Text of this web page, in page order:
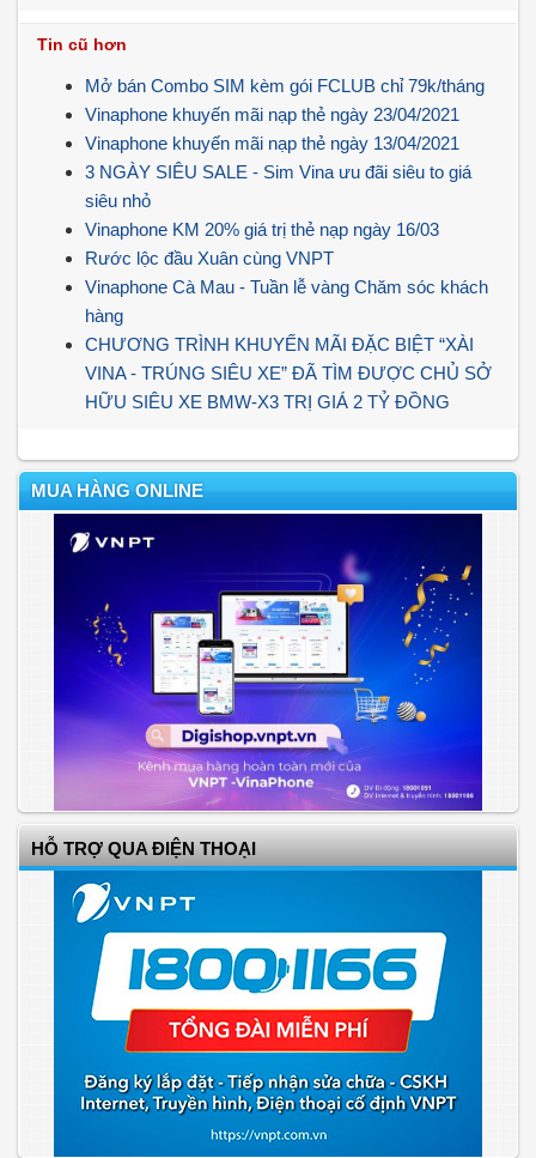
Tin cũ hơn
Mở bán Combo SIM kèm gói FCLUB chỉ 79k/tháng
Vinaphone khuyến mãi nạp thẻ ngày 23/04/2021
Vinaphone khuyến mãi nạp thẻ ngày 13/04/2021
3 NGÀY SIÊU SALE - Sim Vina ưu đãi siêu to giá
siêu nhỏ
Vinaphone KM 20% giá trị thẻ nạp ngày 16/03
Rước lộc đầu Xuân cùng VNPT
Vinaphone Cà Mau - Tuần lễ vàng Chăm sóc khách
hàng
CHƯƠNG TRÌNH KHUYẾN MÃI ĐẶC BIỆT “XÀI
VINA - TRÚNG SIÊU XE” ĐÃ TÌM ĐƯỢC CHỦ SỞ
HỮU SIÊU XE BMW-X3 TRỊ GIÁ 2 TỶ ĐỒNG
MUA HÀNG ONLINE
HỖ TRỢ QUA ĐIỆN THOẠI